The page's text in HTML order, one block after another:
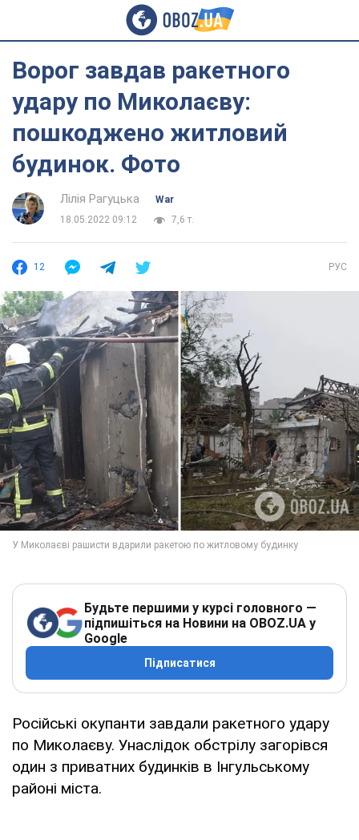
Ворог завдав ракетного
удару по Миколаєву:
пошкоджено житловий
будинок. Фото
Лілія Рагуцька
War
18.05.2022 09:12
7,6 т.
12 РУС
Будьте першими у курсі головного —
підпишіться на Новини на OBOZ.UA у
Google
Підписатися
Російські окупанти завдали ракетного удару
по Миколаєву. Унаслідок обстрілу загорівся
один з приватних будинків в Інгульському
районі міста.